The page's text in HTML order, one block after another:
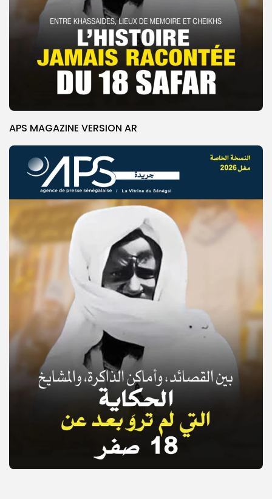
© Copyright 2025, APS
APS MAGAZINE VERSION AR